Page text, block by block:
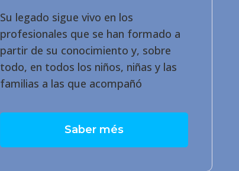
Su legado sigue vivo en los
profesionales que se han formado a
partir de su conocimiento y, sobre
todo, en todos los niños, niñas y las
familias a las que acompañó
Saber més